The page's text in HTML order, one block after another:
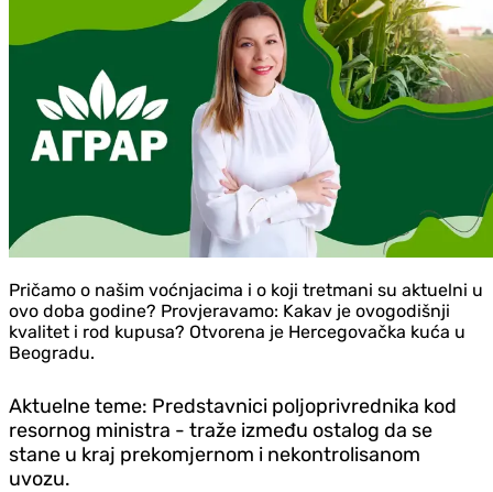
Pričamo o našim voćnjacima i o koji tretmani su aktuelni u
ovo doba godine? Provjeravamo: Kakav je ovogodišnji
kvalitet i rod kupusa? Otvorena je Hercegovačka kuća u
Beogradu.
Aktuelne teme: Predstavnici poljoprivrednika kod
resornog ministra - traže između ostalog da se
stane u kraj prekomjernom i nekontrolisanom
uvozu.